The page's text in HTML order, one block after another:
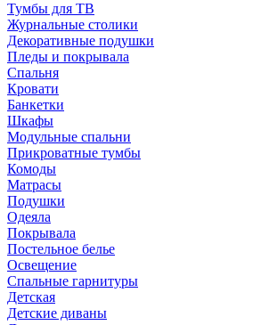
Тумбы для ТВ
Журнальные столики
Декоративные подушки
Пледы и покрывала
Спальня
Кровати
Банкетки
Шкафы
Модульные спальни
Прикроватные тумбы
Комоды
Матрасы
Подушки
Одеяла
Покрывала
Постельное белье
Освещение
Спальные гарнитуры
Детская
Детские диваны